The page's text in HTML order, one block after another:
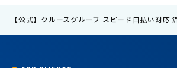
【公式】クルースグループ スピード日払い対応